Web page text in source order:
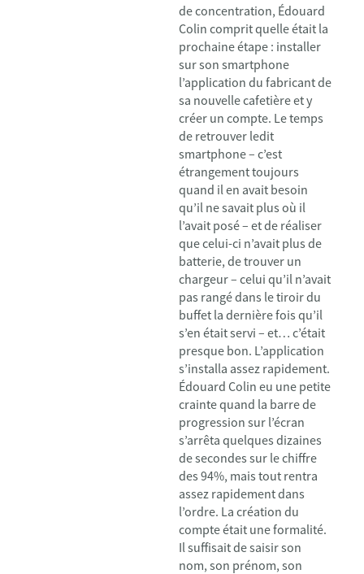
de concentration, Édouard
Colin comprit quelle était la
prochaine étape : installer
sur son smartphone
l’application du fabricant de
sa nouvelle cafetière et y
créer un compte. Le temps
de retrouver ledit
smartphone – c’est
étrangement toujours
quand il en avait besoin
qu’il ne savait plus où il
l’avait posé – et de réaliser
que celui-ci n’avait plus de
batterie, de trouver un
chargeur – celui qu’il n’avait
pas rangé dans le tiroir du
buffet la dernière fois qu’il
s’en était servi – et… c’était
presque bon. L’application
s’installa assez rapidement.
Édouard Colin eu une petite
crainte quand la barre de
progression sur l’écran
s’arrêta quelques dizaines
de secondes sur le chiffre
des 94%, mais tout rentra
assez rapidement dans
l’ordre. La création du
compte était une formalité.
Il suffisait de saisir son
nom, son prénom, son